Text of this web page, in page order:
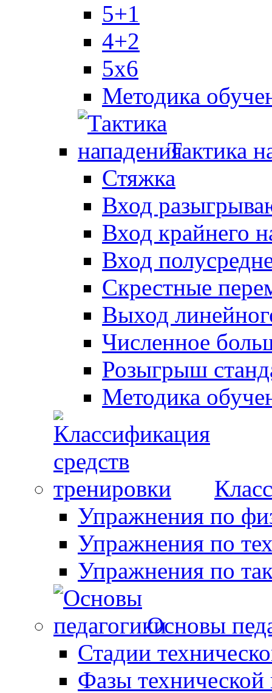
5+1
4+2
5x6
Методика
Тактика
Стяжка
Вход
Вход крайнего
Вход
Скрестные
Выход
Численное
Розыгрыш
Методика
Упражнения по
Упражнения по
Упражнения по
Основы
Стадии
Фазы технической